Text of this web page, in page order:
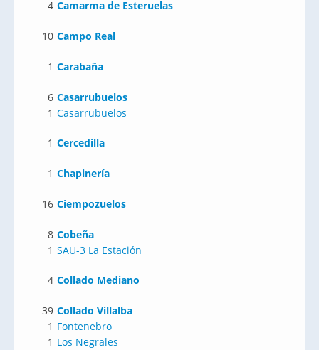
4 Camarma de Esteruelas
10 Campo Real
1 Carabaña
6 Casarrubuelos
1 Casarrubuelos
1 Cercedilla
1 Chapinería
16 Ciempozuelos
8 Cobeña
1 SAU-3 La Estación
4 Collado Mediano
39 Collado Villalba
1 Fontenebro
1 Los Negrales